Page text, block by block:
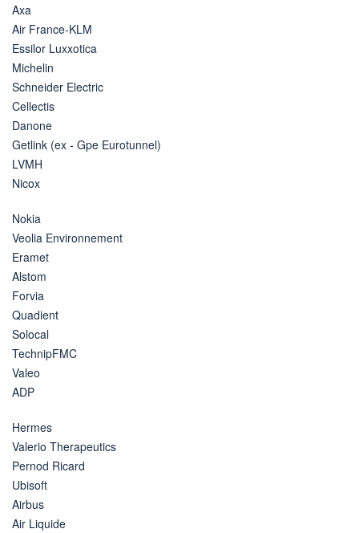
Axa
Air France-KLM
Essilor Luxxotica
Michelin
Schneider Electric
Cellectis
Danone
Getlink (ex - Gpe Eurotunnel)
LVMH
Nicox
Nokia
Veolia Environnement
Eramet
Alstom
Forvia
Quadient
Solocal
TechnipFMC
Valeo
ADP
Hermes
Valerio Therapeutics
Pernod Ricard
Ubisoft
Airbus
Air Liquide